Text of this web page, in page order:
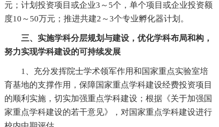
元；计划投资项目或企业3～5个，单个项目或企业投资额
度10～50万元；推进共建2～3个专业孵化器计划。
三、实施学科分层规划与建设，优化学科布局和构，
努力实现学科建设的可持续发展
1、充分发挥院士学术领军作用和国家重点实验室培
育基地的支撑作用，保障国家重点学科建设经费投资项目
的顺利实施，切实加强重点学科建设；根据《关于加强国
家重点学科建设的若干意见》，对国家重点学科建设进行